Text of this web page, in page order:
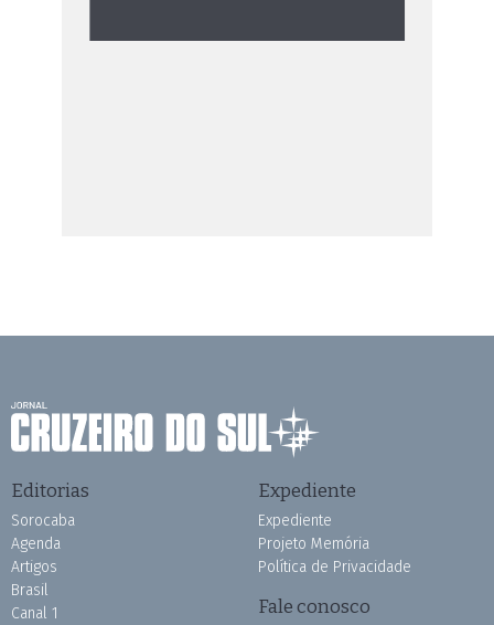
Editorias
Sorocaba
Agenda
Artigos
Brasil
Canal 1
Expediente
Expediente
Projeto Memória
Política de Privacidade
Fale conosco